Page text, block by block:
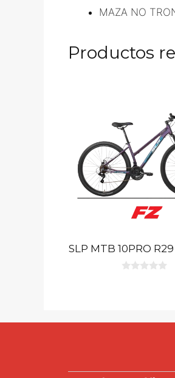
MAZA NO
Productos
SLP MTB 10PRO